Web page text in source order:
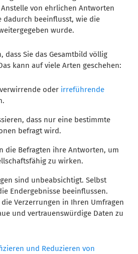
von ehrlichen Antworten
dadurch beeinflusst, wie die
wurde.
dass Sie das Gesamtbild völlig
kann auf viele Arten geschehen:
oder irreführende
dass nur eine bestimmte
befragt wird.
die Befragten ihre Antworten, um
zu wirken.
sind unbeabsichtigt. Selbst
Endergebnisse beeinflussen.
Verzerrungen in Ihren Umfragen
und vertrauenswürdige Daten zu
und Reduzieren von